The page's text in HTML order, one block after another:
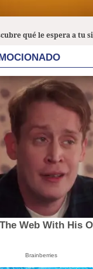
qué le espera a tu
Web With His
Brainberries